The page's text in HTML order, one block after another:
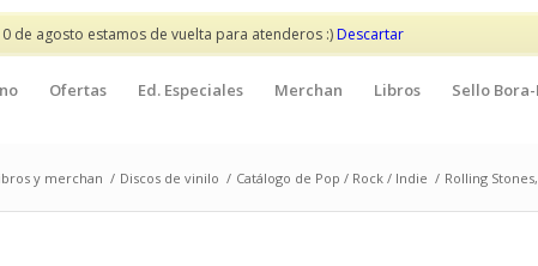
de agosto estamos de vuelta para atenderos :)Descartar
Ofertas Ed. Especiales Merchan Libros Sello
y merchan / Discos de vinilo / Catálogo de Pop / Rock / Indie / Rolling